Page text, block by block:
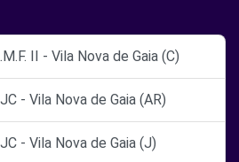
II - Vila Nova de Gaia (C)
- Vila Nova de Gaia (AR)
- Vila Nova de Gaia (J)